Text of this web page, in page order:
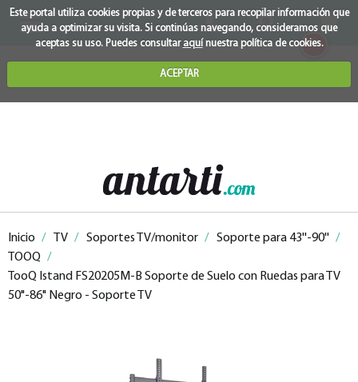
Este portal utiliza cookies propias y de terceros para recopilar información que
ayuda a optimizar su visita. Si continúas navegando, consideramos que
aceptas su uso. Puedes consultar aquínuestra política de cookies.
ACEPTAR
0
Inicio / TV / Soportes TV/monitor / Soporte para 43''-90'' /
TOOQ /
TooQ Istand FS20205M-B Soporte de Suelo con Ruedas para TV
50"-86" Negro - Soporte TV